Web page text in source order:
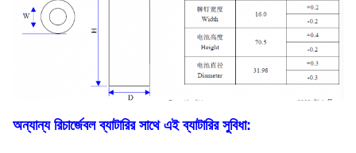
অন্যান্য রিচার্জেবল ব্যাটারির সাথে এই ব্যাটারির সুবিধা: